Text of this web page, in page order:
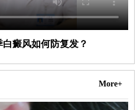
癜风如何防复发？
More+